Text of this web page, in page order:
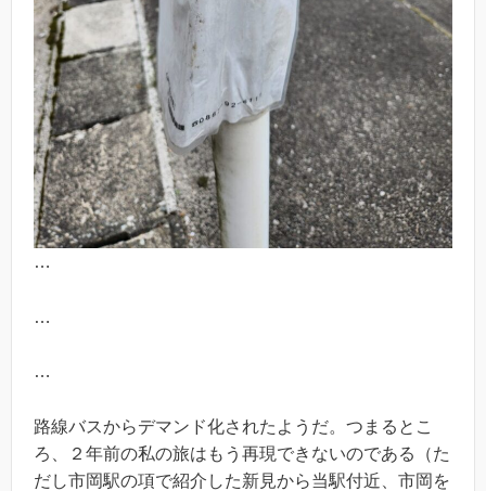
…
…
…
路線バスからデマンド化されたようだ。つまるとこ
ろ、２年前の私の旅はもう再現できないのである（た
だし市岡駅の項で紹介した新見から当駅付近、市岡を